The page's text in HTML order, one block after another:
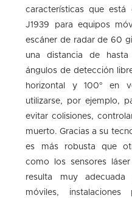
características que está
J1939 para equipos
escáner de radar de 60
una distancia de
ángulos de detección
horizontal y 100° en
utilizarse, por ejemplo,
evitar colisiones,
muerto. Gracias a su
es más robusta que
como los sensores
resulta muy
móviles, instalaciones